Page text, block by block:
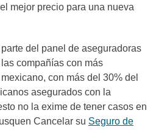
mejor precio para una nueva
del panel de aseguradoras
compañías con más
con más del 30% del
asegurados con la
no la exime de tener casos en
Cancelar su Seguro de